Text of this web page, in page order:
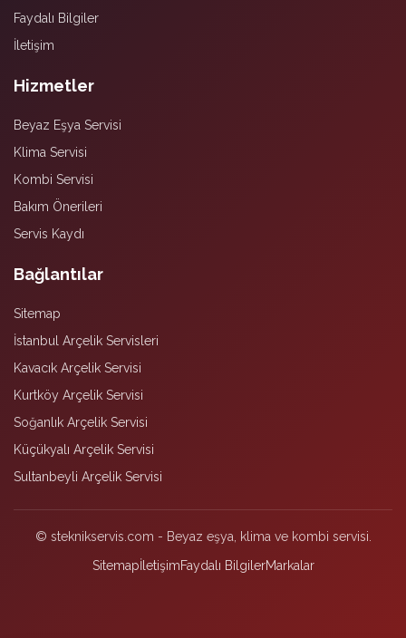
Faydalı Bilgiler
İletişim
Hizmetler
Beyaz Eşya Servisi
Klima Servisi
Kombi Servisi
Bakım Önerileri
Servis Kaydı
Bağlantılar
Sitemap
İstanbul Arçelik Servisleri
Kavacık Arçelik Servisi
Kurtköy Arçelik Servisi
Soğanlık Arçelik Servisi
Küçükyalı Arçelik Servisi
Sultanbeyli Arçelik Servisi
© steknikservis.com - Beyaz eşya, klima ve kombi servisi.
SitemapİletişimFaydalı BilgilerMarkalar